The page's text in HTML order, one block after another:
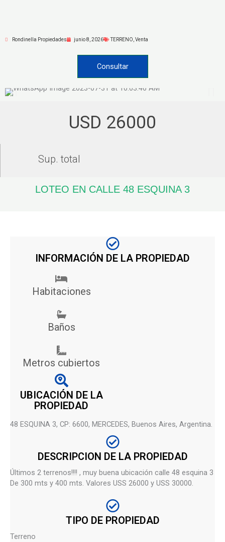
Rondinella Propiedades junio 8, 2026 TERRENO,Venta
Consultar
USD 26000
Sup. total
LOTEO EN CALLE 48 ESQUINA 3
INFORMACIÓN DE LA PROPIEDAD
Habitaciones
Baños
Metros cubiertos
UBICACIÓN DE LA
PROPIEDAD
48 ESQUINA 3, CP: 6600, MERCEDES, Buenos Aires, Argentina.
DESCRIPCION DE LA PROPIEDAD
Últimos 2 terrenos!!!! , muy buena ubicación calle 48 esquina 3
De 300 mts y 400 mts. Valores USS 26000 y USS 30000.
TIPO DE PROPIEDAD
Terreno